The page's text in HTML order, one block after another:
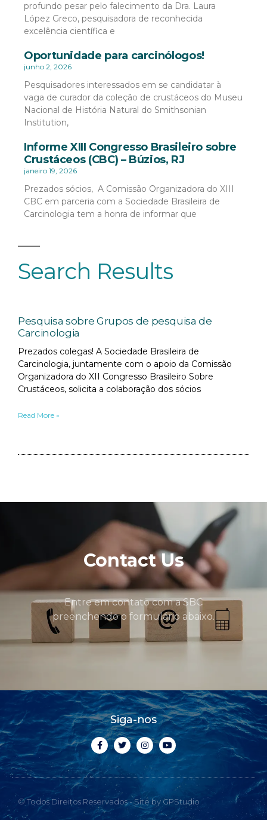
Search Results
Pesquisa sobre Grupos de pesquisa de
Carcinologia
Prezados colegas! A Sociedade Brasileira de
Carcinologia, juntamente com o apoio da Comissão
Organizadora do XII Congresso Brasileiro Sobre
Crustáceos, solicita a colaboração dos sócios
Read More »
profundo pesar pelo falecimento da Dra. Laura
López Greco, pesquisadora de reconhecida
excelência científica e
Oportunidade para carcinólogos!
junho 2, 2026
Pesquisadores interessados em se candidatar à
vaga de curador da coleção de crustáceos do Museu
Nacional de História Natural do Smithsonian
Institution,
Informe XIII Congresso Brasileiro sobre
Crustáceos (CBC) – Búzios, RJ
janeiro 19, 2026
Prezados sócios, A Comissão Organizadora do XIII
CBC em parceria com a Sociedade Brasileira de
Carcinologia tem a honra de informar que
Contact Us
Entre em contato com a SBC
preenchendo o formulário abaixo.
Siga-nos
© Todos Direitos Reservados - Site by GPStudio